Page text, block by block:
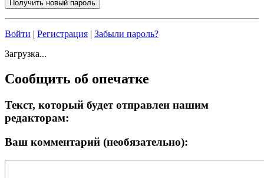
Войти | Регистрация | Забыли пароль?
Загрузка...
Сообщить об опечатке
Текст, который будет отправлен нашим
редакторам:
Ваш комментарий (необязательно):